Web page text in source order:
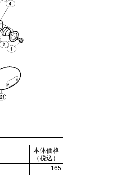
本体価格
（税込）
165